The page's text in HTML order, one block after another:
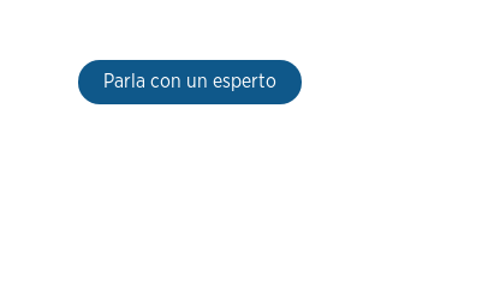
Parla con un esperto